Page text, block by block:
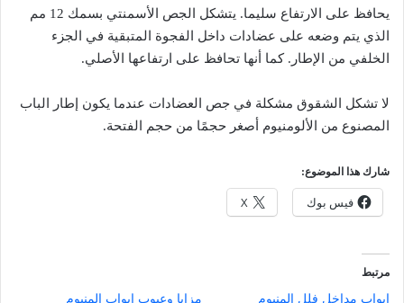
يحافظ على الارتفاع سليما. يتشكل الجص الأسمنتي بسمك 12 مم
الذي يتم وضعه على عضادات داخل الفجوة المتبقية في الجزء
الخلفي من الإطار. كما أنها تحافظ على ارتفاعها الأصلي.
لا تشكل الشقوق مشكلة في جص العضادات عندما يكون إطار الباب
المصنوع من الألومنيوم أصغر حجمًا من حجم الفتحة.
شارك هذا الموضوع:
فيس بوك X
مرتبط
ابواب مداخل فلل المنيوم
مزايا وعيوب ابواب المنيوم